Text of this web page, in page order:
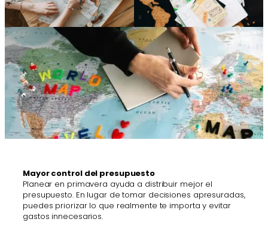
Mayor control del presupuesto
Planear en primavera ayuda a distribuir mejor el
presupuesto. En lugar de tomar decisiones apresuradas,
puedes priorizar lo que realmente te importa y evitar
gastos innecesarios.